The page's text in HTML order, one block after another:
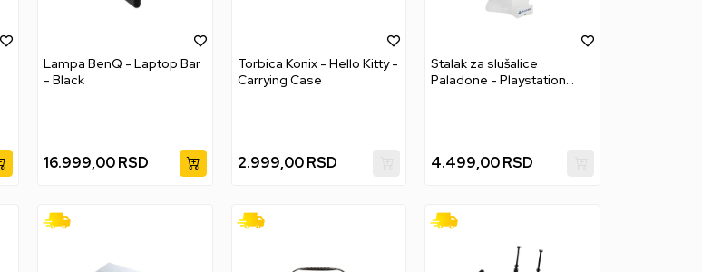
Lampa BenQ - Laptop Bar
- Black
16.999,00 RSD
Torbica Konix - Hello Kitty -
Carrying Case
2.999,00 RSD
Stalak za slušalice
Paladone - Playstation
4.499,00RSD